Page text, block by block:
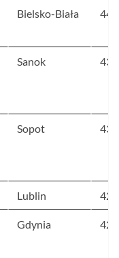
Bielsko-Biała 44
Sanok 43
Sopot 43
Lublin 42
Gdynia 42